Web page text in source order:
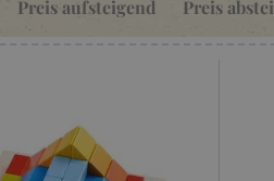
Preis aufsteigend Preis